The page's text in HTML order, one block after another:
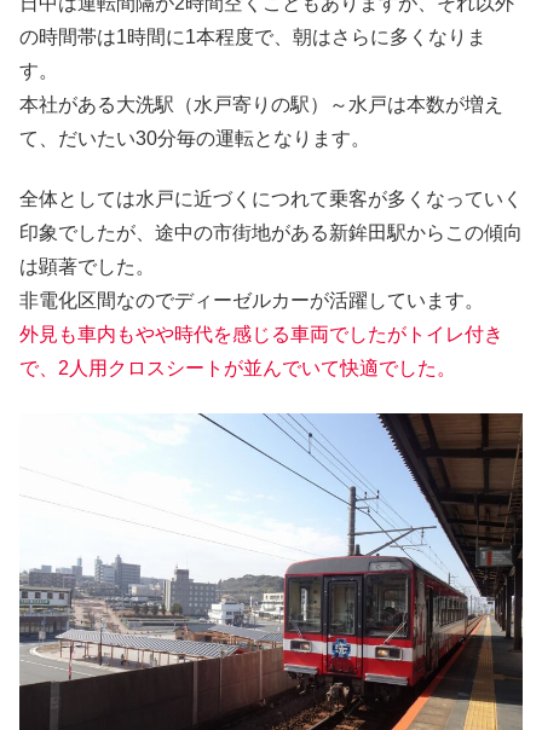
の時間帯は1時間に1本程度で、朝はさらに多くなりま
す。
本社がある大洗駅（水戸寄りの駅）～水戸は本数が増え
て、だいたい30分毎の運転となります。
全体としては水戸に近づくにつれて乗客が多くなっていく
印象でしたが、途中の市街地がある新鉾田駅からこの傾向
は顕著でした。
非電化区間なのでディーゼルカーが活躍しています。
外見も車内もやや時代を感じる車両でしたがトイレ付き
で、2人用クロスシートが並んでいて快適でした。